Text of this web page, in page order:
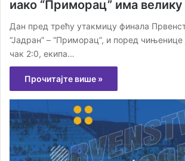
иако “Приморац” има
Дан пред трећу утакмицу финала
“Јадран” – “Приморац”, и поред
чак 2:0, екипа…
Прочитајте више »